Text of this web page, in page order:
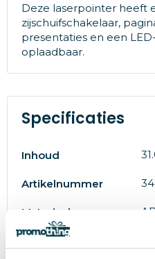
Deze laserpointer heeft
zijschuifschakelaar,
presentaties en een
oplaadbaar.
Specificaties
Inhoud
Artikelnummer
Materiaal
Maat